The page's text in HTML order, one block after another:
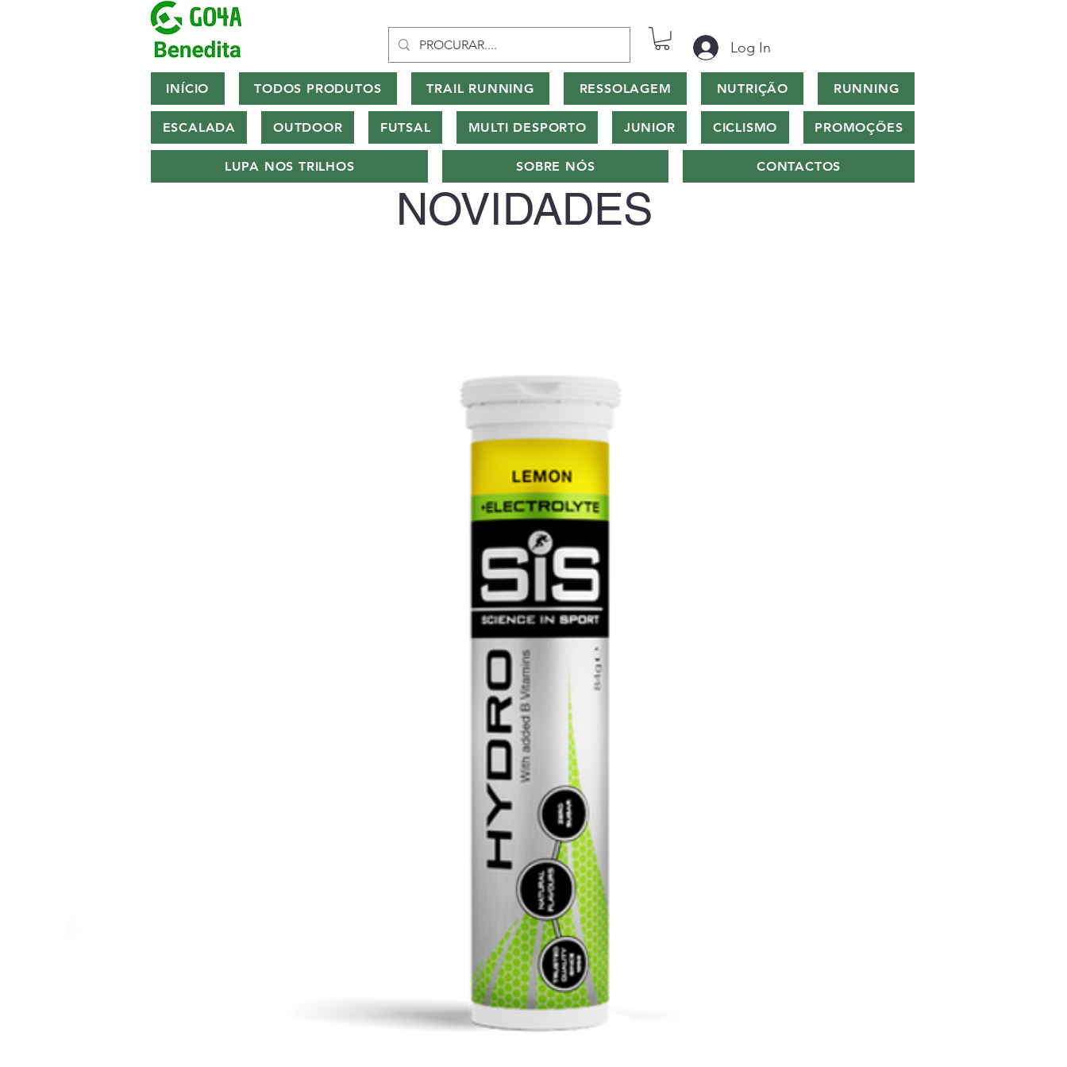
Log In
INÍCIO TODOS PRODUTOS TRAIL RUNNING RESSOLAGEM NUTRIÇÃO RUNNING
ESCALADA OUTDOOR FUTSAL MULTI DESPORTO JUNIOR CICLISMO PROMOÇÕES
LUPA NOS TRILHOS SOBRE NÓS CONTACTOS
NOVIDADES